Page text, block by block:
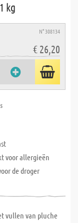
kg
N° 308134
€ 26,20
voor allergieën
de droger
vullen van pluche